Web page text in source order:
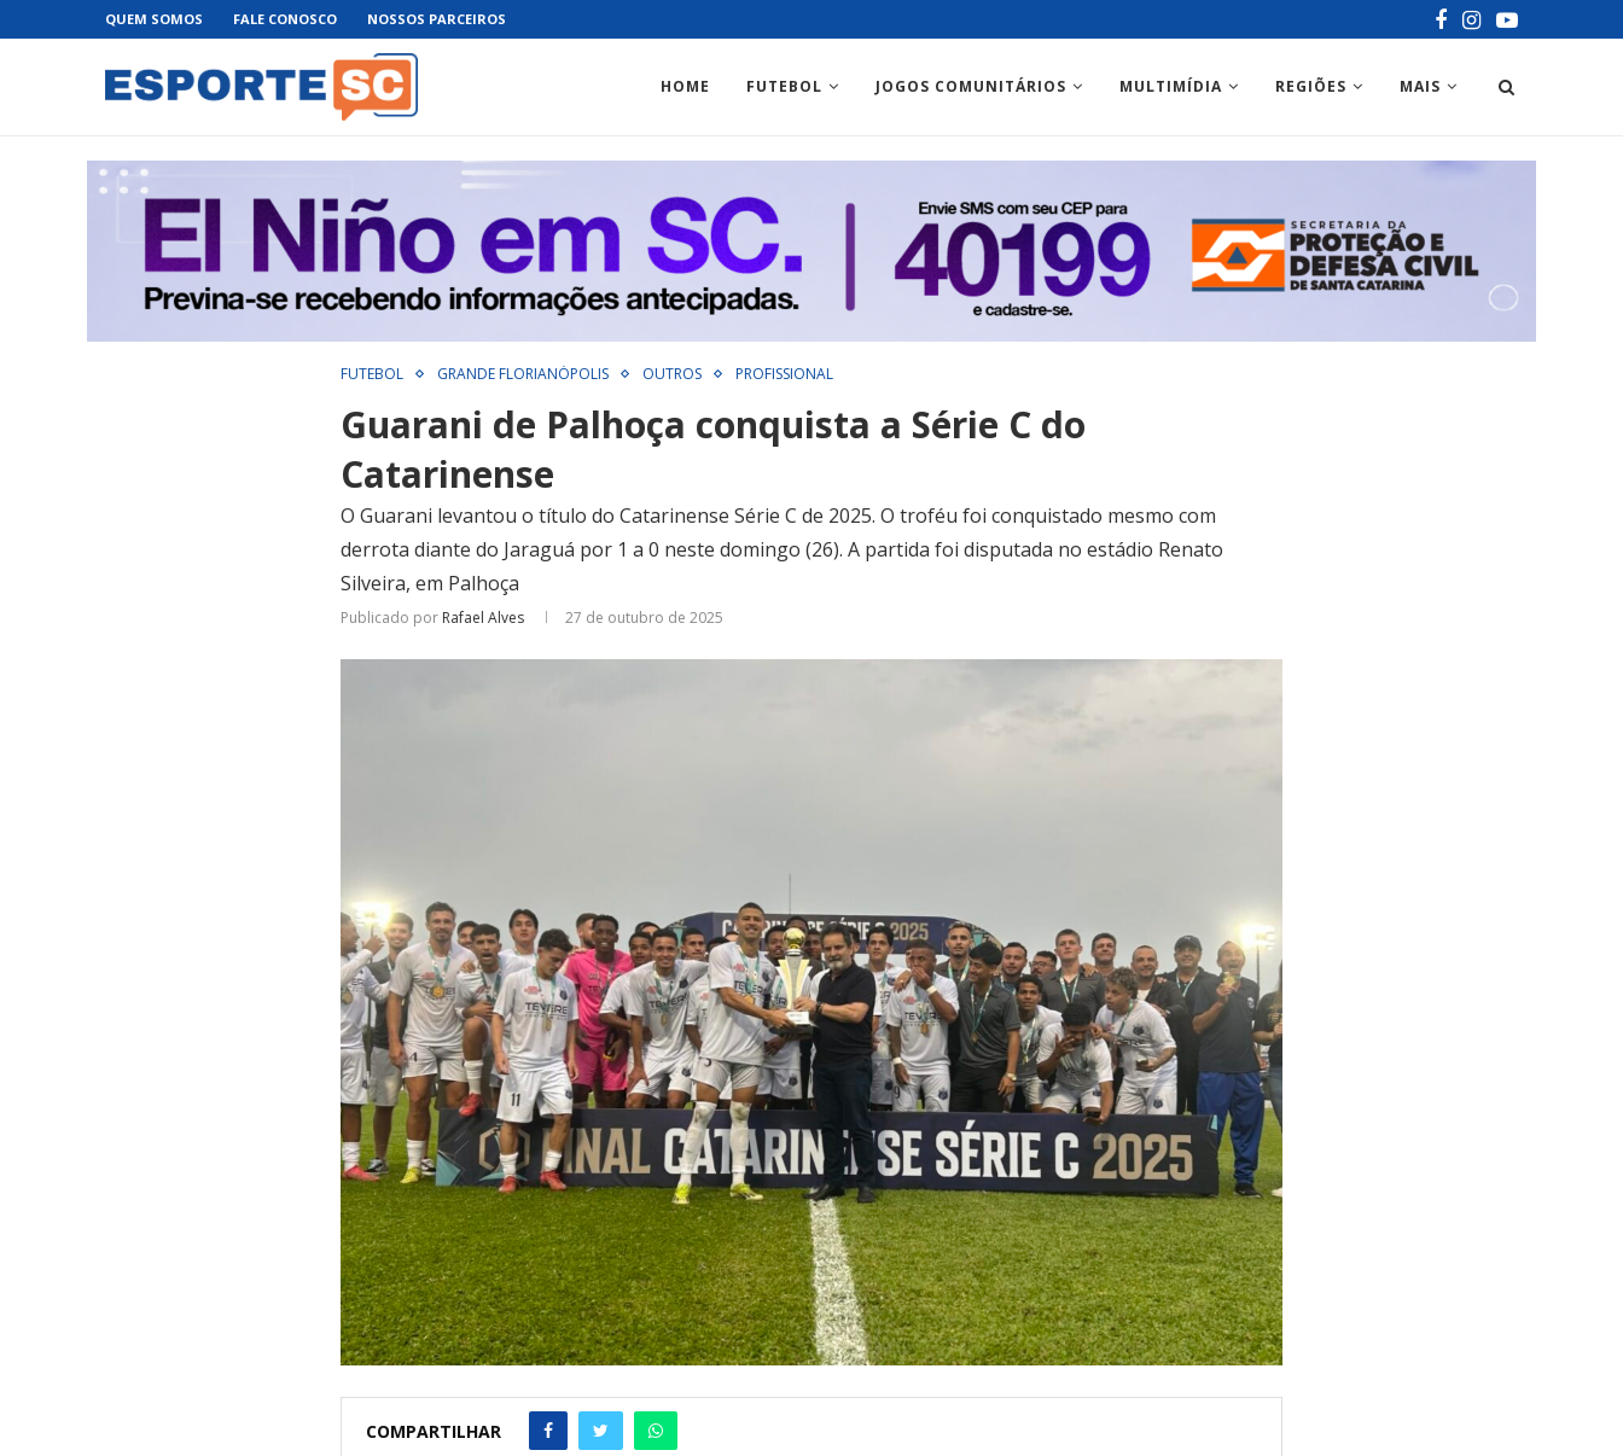
QUEM SOMOS FALE CONOSCO NOSSOS PARCEIROS
HOME FUTEBOL JOGOS COMUNITÁRIOS MULTIMÍDIA REGIÕES MAIS
FUTEBOL GRANDE FLORIANÓPOLIS OUTROS PROFISSIONAL
Guarani de Palhoça conquista a Série C do
Catarinense
O Guarani levantou o título do Catarinense Série C de 2025. O troféu foi conquistado mesmo com
derrota diante do Jaraguá por 1 a 0 neste domingo (26). A partida foi disputada no estádio Renato
Silveira, em Palhoça
Publicado por Rafael Alves 27 de outubro de 2025
COMPARTILHAR